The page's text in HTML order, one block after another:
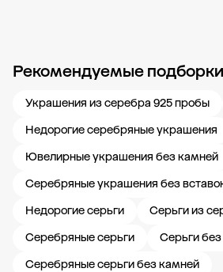
Рекомендуемые подборки
Украшения из серебра 925 пробы
Недорогие серебряные украшения
Ювелирные украшения без камней
Серебряные украшения без
Недорогие серьги
Серьги из
Серебряные серьги
Серьги
Серебряные серьги без камней
Новости компании Журнал ЗОЛОТОЙ Блог